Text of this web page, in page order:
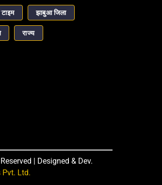
झाबुआ जिला
राज्य
| Designed & Dev.
Pvt. Ltd.